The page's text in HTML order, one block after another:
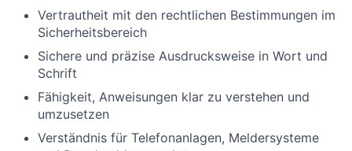
Vertrautheit mit den rechtlichen Bestimmungen im
Sicherheitsbereich
Sichere und präzise Ausdrucksweise in Wort und
Schrift
Fähigkeit, Anweisungen klar zu verstehen und
umzusetzen
Verständnis für Telefonanlagen, Meldersysteme